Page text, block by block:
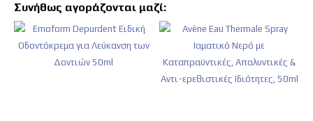
Συνήθως αγοράζονται μαζί: